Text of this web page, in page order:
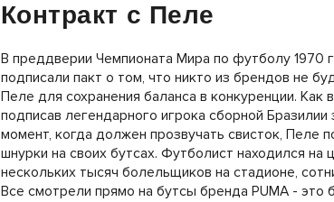
Контракт с Пеле
В преддверии Чемпионата Мира по футболу 1970
подписали пакт о том, что никто из брендов не
Пеле для сохранения баланса в конкуренции.
подписав легендарного игрока сборной
момент, когда должен прозвучать свисток, Пеле
шнурки на своих бутсах. Футболист находился
нескольких тысяч болельщиков на стадионе,
Все смотрели прямо на бутсы бренда PUMA -